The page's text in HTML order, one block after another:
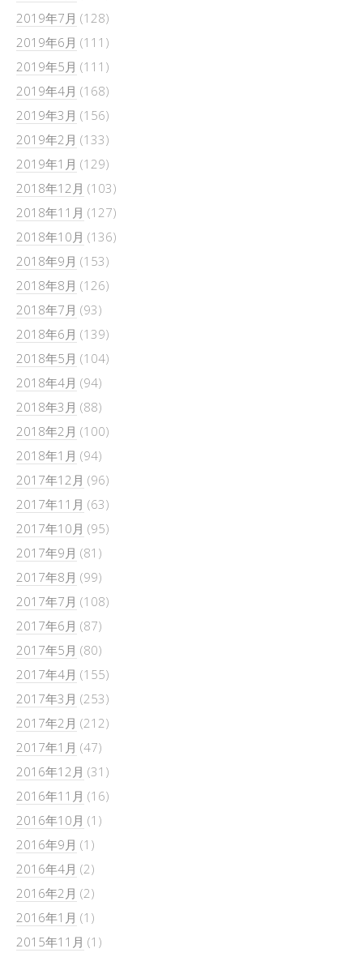
2019年7月 (128)
2019年6月 (111)
2019年5月 (111)
2019年4月 (168)
2019年3月 (156)
2019年2月 (133)
2019年1月 (129)
2018年12月 (103)
2018年11月 (127)
2018年10月 (136)
2018年9月 (153)
2018年8月 (126)
2018年7月 (93)
2018年6月 (139)
2018年5月 (104)
2018年4月 (94)
2018年3月 (88)
2018年2月 (100)
2018年1月 (94)
2017年12月 (96)
2017年11月 (63)
2017年10月 (95)
2017年9月 (81)
2017年8月 (99)
2017年7月 (108)
2017年6月 (87)
2017年5月 (80)
2017年4月 (155)
2017年3月 (253)
2017年2月 (212)
2017年1月 (47)
2016年12月 (31)
2016年11月 (16)
2016年10月 (1)
2016年9月 (1)
2016年4月 (2)
2016年2月 (2)
2016年1月 (1)
2015年11月 (1)